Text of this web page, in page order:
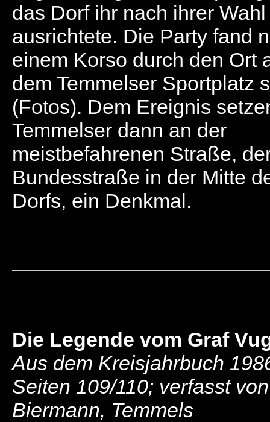
das Dorf ihr nach ihrer Wahl
ausrichtete. Die Party fand
einem Korso durch den Ort
dem Temmelser Sportplatz
(Fotos). Dem Ereignis
Temmelser dann an der
meistbefahrenen Straße,
Bundesstraße in der Mitte
Dorfs, ein Denkmal.
Die Legende vom Graf
Aus dem Kreisjahrbuch
Seiten 109/110; verfasst
Biermann, Temmels